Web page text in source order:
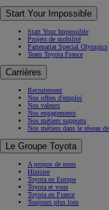
Start Your Impossible
Start Your Impossible
Projets de mobilité
Partenariat Special Olympics
Team Toyota France
Carrières
Recrutement
Nos offres d'emploi
Nos valeurs
Nos engagements
Nos métiers supports
Nos métiers dans le réseau
Le Groupe Toyota
A propos de nous
Histoire
Toyota en Europe
Toyota et vous
Toyota en France
Toujours plus loin